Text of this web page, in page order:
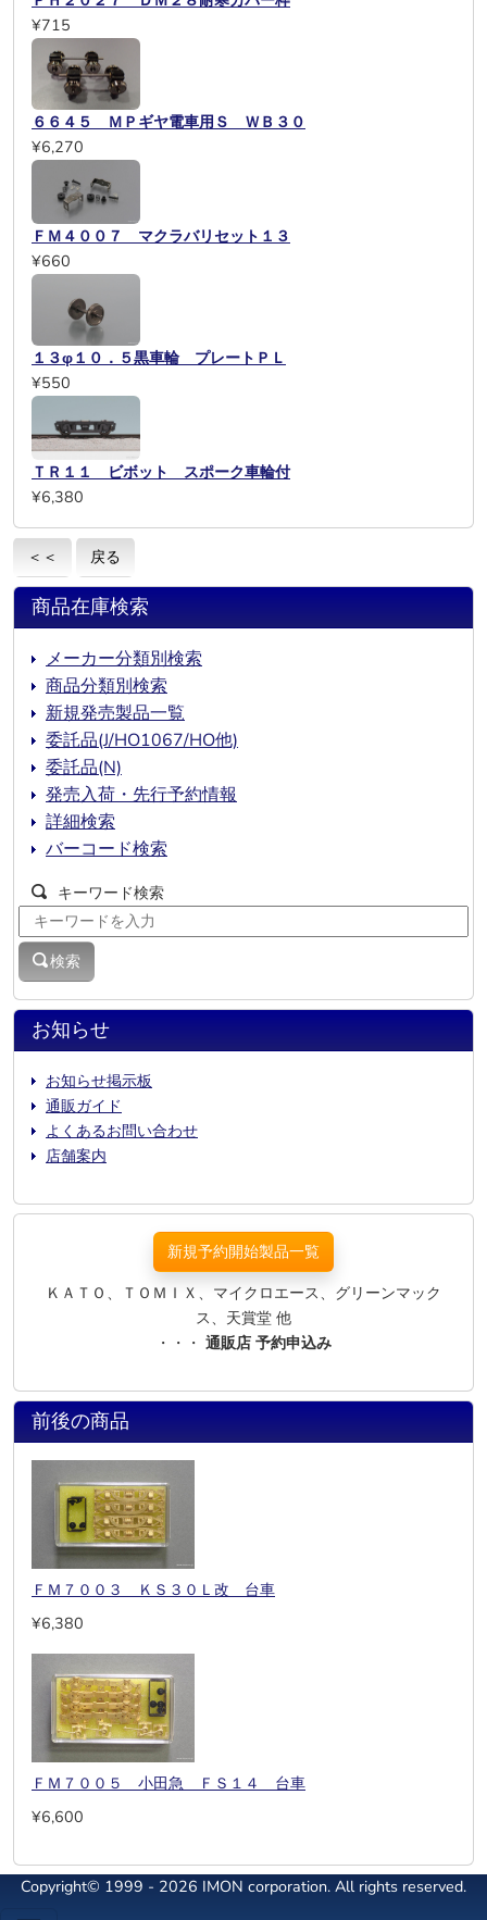
¥715
６６４５ ＭＰギヤ電車用Ｓ ＷＢ３０
¥6,270
ＦＭ４００７ マクラバリセット１３
¥660
１３φ１０．５黒車輪 プレートＰＬ
¥550
ＴＲ１１ ビボット スポーク車輪付
¥6,380
＜＜ 戻る
お知らせ
お知らせ掲示板
通販ガイド
よくあるお問い合わせ
店舗案内
商品在庫検索
メーカー分類別検索
商品分類別検索
新規発売製品一覧
委託品(J/HO1067/HO他)
委託品(N)
発売入荷・先行予約情報
詳細検索
バーコード検索
キーワード検索
検索
新規予約開始製品一覧
ＫＡＴＯ、ＴＯＭＩＸ、マイクロエース、グリーンマック
ス、天賞堂 他
・・・ 通販店 予約申込み
前後の商品
ＦＭ７００３ ＫＳ３０Ｌ改 台車
¥6,380
ＦＭ７００５ 小田急 ＦＳ１４ 台車
¥6,600
Copyright© 1999 - 2026 IMON corporation. All rights reserved.